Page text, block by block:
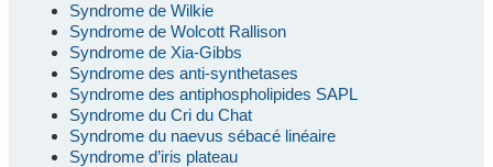
Syndrome de Wilkie
Syndrome de Wolcott Rallison
Syndrome de Xia-Gibbs
Syndrome des anti-synthetases
Syndrome des antiphospholipides SAPL
Syndrome du Cri du Chat
Syndrome du naevus sébacé linéaire
Syndrome d’iris plateau